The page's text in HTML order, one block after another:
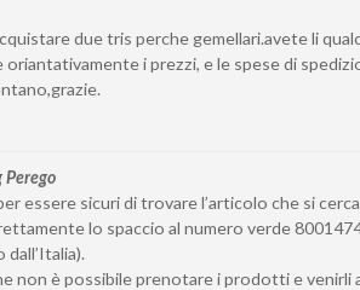
due tris perche gemellari.avete li
oriantativamente i prezzi, e le spese di
Perego
essere sicuri di trovare l’articolo che si
lo spaccio al numero verde
dall’Italia).
non è possibile prenotare i prodotti e venirli